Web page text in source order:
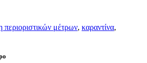
περιοριστικών μέτρων, καραντίνα,